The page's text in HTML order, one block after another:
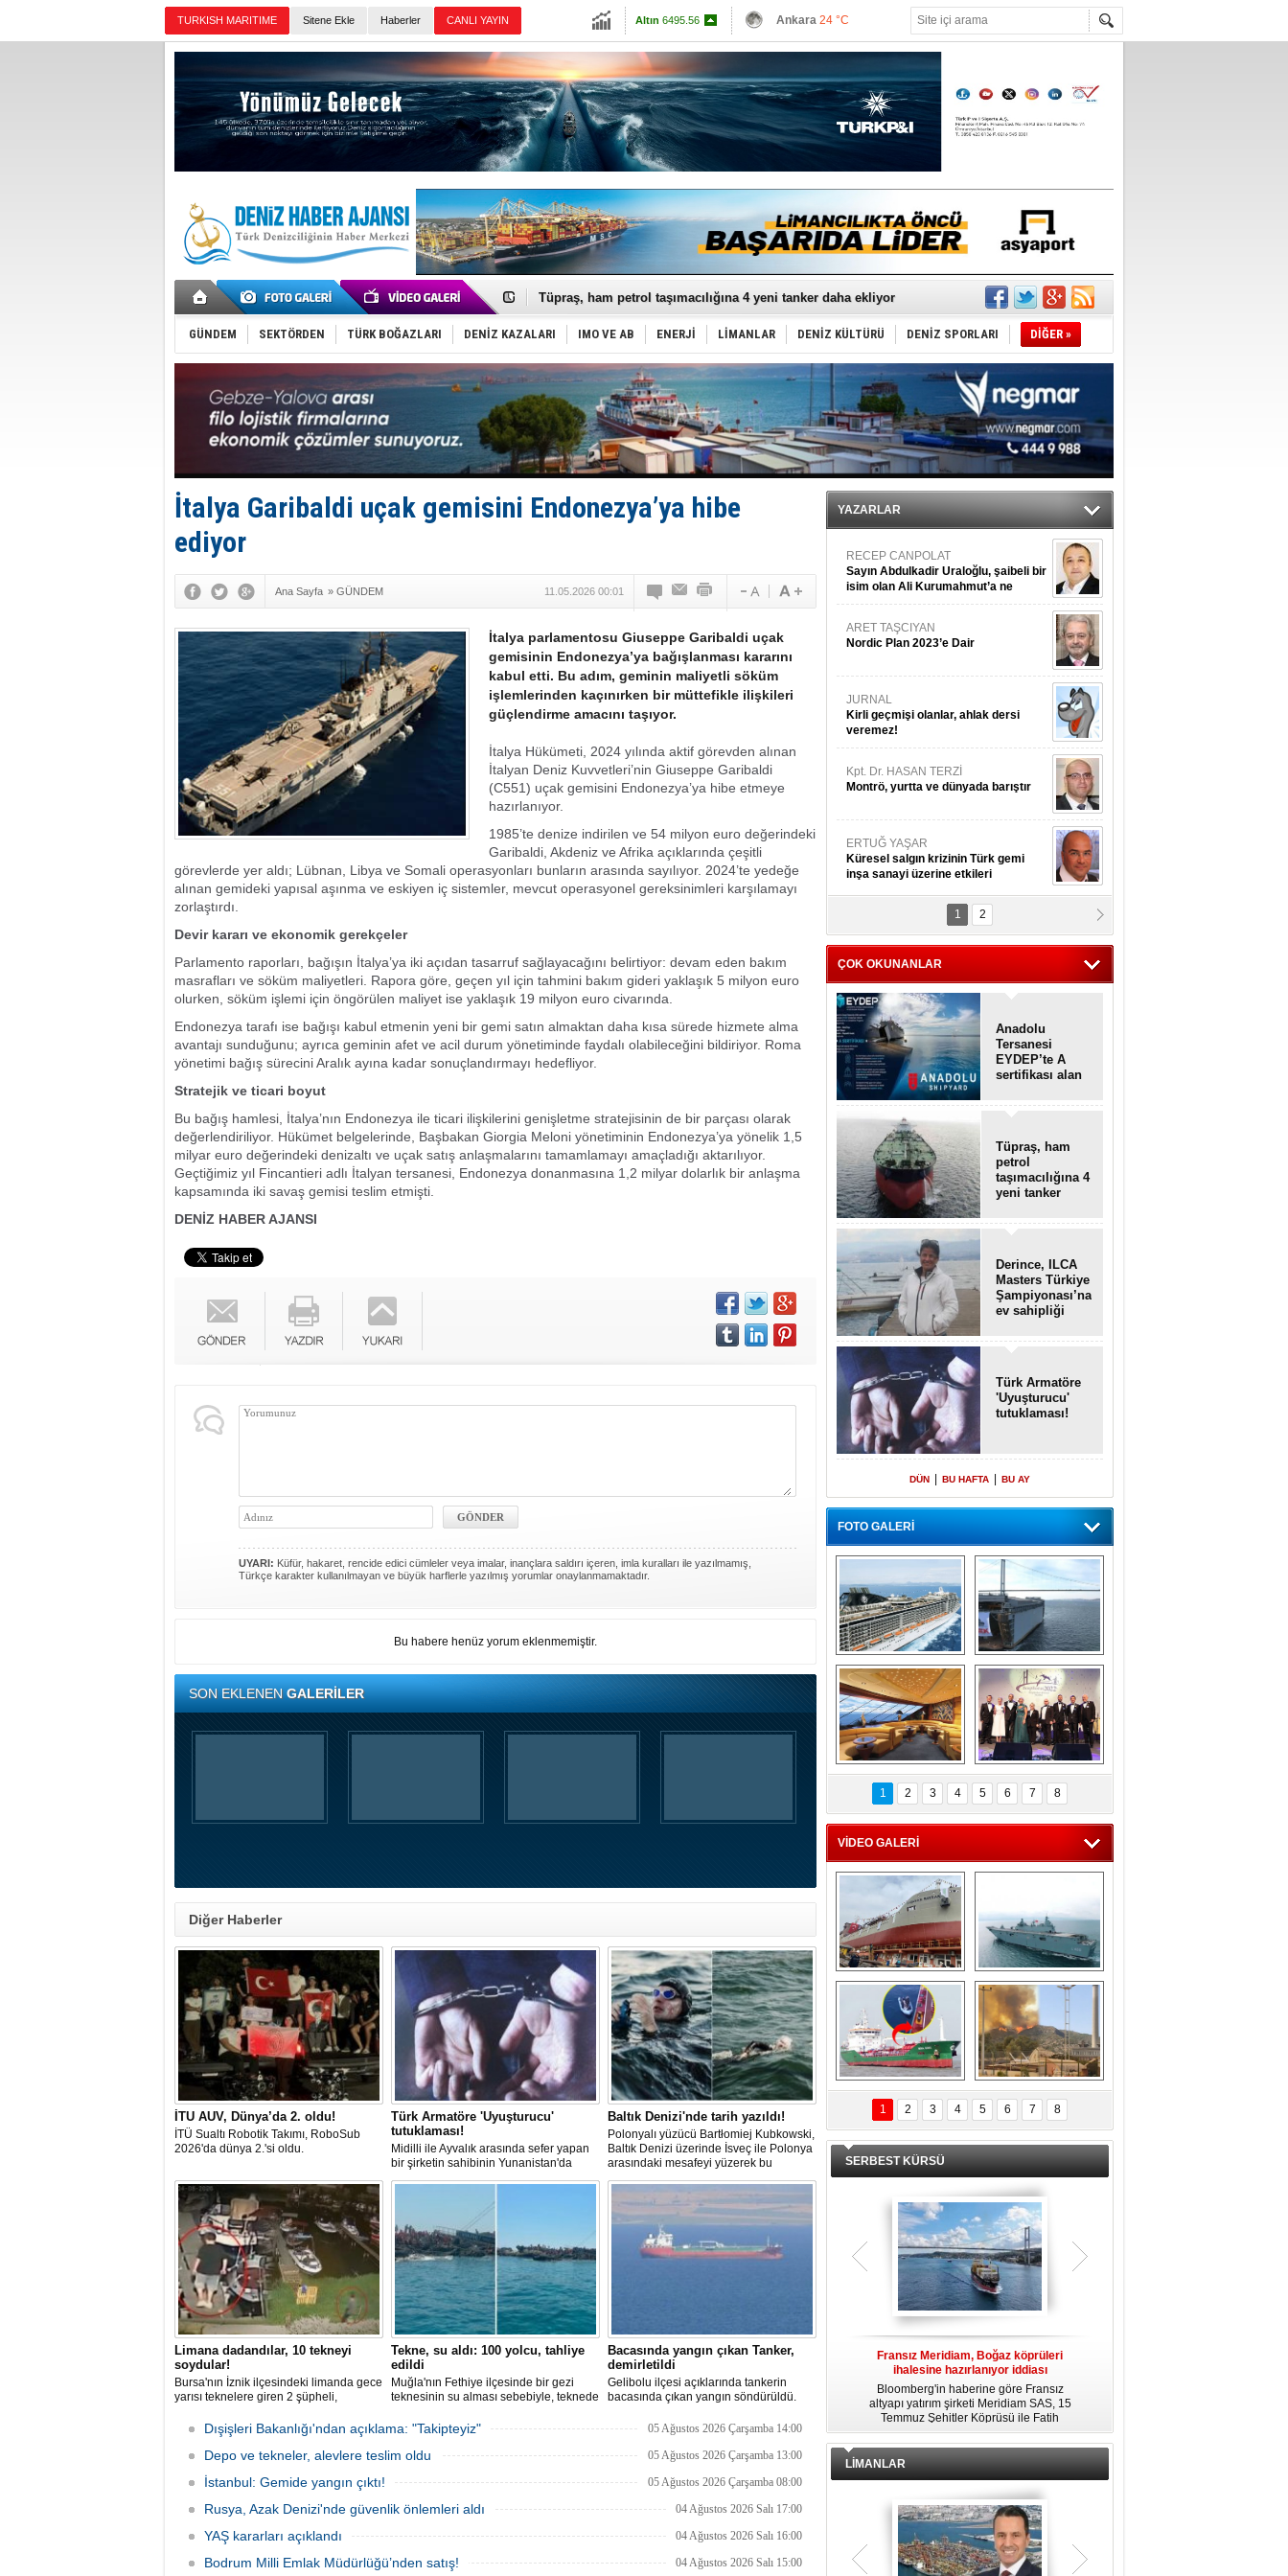
TURKISH MARITIME Sitene Ekle Haberler CANLI YAYIN
Altın 6495.56
Euro54.823
Ankara 24 °C
Antalya25 °C
Muğla 25 °C
Çanakkale 25 °C
Anadolu Tersanesi EYDEP’te A sertifikası alan ilk tersane oldu
Tüpraş, ham petrol taşımacılığına 4 yeni tanker daha ekliyor
İTU AUV, Dünya’da 2. oldu!
LNG taşımacılığında maliyetler katlandı
PROYAD, yat mürettebatı için yurt dışı harcı için düzenleme istiyor
Türkiye-Irak enerji hattında yeni dönem başlıyor
Türk Armatöre 'Uyuşturucu' tutuklaması!
Deniz turizminde yeni ‘Ceza Rejimi’!
DÖDER, 28. Dönem Yönetim Kurulu Başkanını seçti!
Fairline, Türkiye’de ‘SoleMarin’i seçti
Baltık Denizi'nde tarih yazıldı!
Runit kubbesi okyanusun derinliklerinde halkı tehdit ediyor
Türk Loydu’na Süveyş tonaj yetkisi
GÜNDEM SEKTÖRDEN TÜRK BOĞAZLARI DENİZ KAZALARI IMO VE AB ENERJİ LİMANLAR DENİZ KÜLTÜRÜ DENİZ SPORLARI DİĞER »
İtalya Garibaldi uçak gemisini Endonezya’ya hibe
ediyor
Ana Sayfa » GÜNDEM 11.05.2026 00:01
İtalya parlamentosu Giuseppe Garibaldi uçak
gemisinin Endonezya’ya bağışlanması kararını
kabul etti. Bu adım, geminin maliyetli söküm
işlemlerinden kaçınırken bir müttefikle ilişkileri
güçlendirme amacını taşıyor.
İtalya Hükümeti, 2024 yılında aktif görevden alınan
İtalyan Deniz Kuvvetleri’nin Giuseppe Garibaldi
(C551) uçak gemisini Endonezya’ya hibe etmeye
hazırlanıyor.
1985’te denize indirilen ve 54 milyon euro değerindeki
Garibaldi, Akdeniz ve Afrika açıklarında çeşitli
görevlerde yer aldı; Lübnan, Libya ve Somali operasyonları bunların arasında sayılıyor. 2024’te yedeğe
alınan gemideki yapısal aşınma ve eskiyen iç sistemler, mevcut operasyonel gereksinimleri karşılamayı
zorlaştırdı.
Devir kararı ve ekonomik gerekçeler
Parlamento raporları, bağışın İtalya’ya iki açıdan tasarruf sağlayacağını belirtiyor: devam eden bakım
masrafları ve söküm maliyetleri. Rapora göre, geçen yıl için tahmini bakım gideri yaklaşık 5 milyon euro
olurken, söküm işlemi için öngörülen maliyet ise yaklaşık 19 milyon euro civarında.
Endonezya tarafı ise bağışı kabul etmenin yeni bir gemi satın almaktan daha kısa sürede hizmete alma
avantajı sunduğunu; ayrıca geminin afet ve acil durum yönetiminde faydalı olabileceğini bildiriyor. Roma
yönetimi bağış sürecini Aralık ayına kadar sonuçlandırmayı hedefliyor.
Stratejik ve ticari boyut
Bu bağış hamlesi, İtalya’nın Endonezya ile ticari ilişkilerini genişletme stratejisinin de bir parçası olarak
değerlendiriliyor. Hükümet belgelerinde, Başbakan Giorgia Meloni yönetiminin Endonezya’ya yönelik 1,5
milyar euro değerindeki denizaltı ve uçak satış anlaşmalarını tamamlamayı amaçladığı aktarılıyor.
Geçtiğimiz yıl Fincantieri adlı İtalyan tersanesi, Endonezya donanmasına 1,2 milyar dolarlık bir anlaşma
kapsamında iki savaş gemisi teslim etmişti.
DENİZ HABER AJANSI
UYARI: Küfür, hakaret, rencide edici cümleler veya imalar, inançlara saldırı içeren, imla kuralları ile yazılmamış,
Türkçe karakter kullanılmayan ve büyük harflerle yazılmış yorumlar onaylanmamaktadır.
Bu habere henüz yorum eklenmemiştir.
SON EKLENENGALERİLER
Diğer Haberler
İTU AUV, Dünya’da 2. oldu!
İTÜ Sualtı Robotik Takımı, RoboSub
2026'da dünya 2.'si oldu.
Türk Armatöre 'Uyuşturucu'
tutuklaması!
Midilli ile Ayvalık arasında sefer yapan
bir şirketin sahibinin Yunanistan'da
tutuklandığı bildirildi.
Baltık Denizi'nde tarih yazıldı!
Polonyalı yüzücü Bartłomiej Kubkowski,
Baltık Denizi üzerinde İsveç ile Polonya
arasındaki mesafeyi yüzerek bu
başarının ilk örneği olarak tarihe geçti.
Limana dadandılar, 10 tekneyi
soydular!
Bursa'nın İznik ilçesindeki limanda gece
yarısı teknelere giren 2 şüpheli,
çaldı. Olay, güvenlik kameralarına
yansıdı, tekne sahiplerinin ihbarıyla
jandarma inceleme başlattı.
Tekne, su aldı: 100 yolcu, tahliye
edildi
Muğla'nın Fethiye ilçesinde bir gezi
teknesinin su alması sebebiyle, teknede
teknenin batmaması için bölgede
kurtarma çalışması başlatıldı.
Bacasında yangın çıkan Tanker,
demirletildi
Gelibolu ilçesi açıklarında tankerin
bacasında çıkan yangın söndürüldü.
Sahası'na demirletildi.
Dışişleri Bakanlığı'ndan açıklama: "Takipteyiz" 05 Ağustos 2026 Çarşamba 14:00
Depo ve tekneler, alevlere teslim oldu 05 Ağustos 2026 Çarşamba 13:00
İstanbul: Gemide yangın çıktı! 05 Ağustos 2026 Çarşamba 08:00
Rusya, Azak Denizi'nde güvenlik önlemleri aldı 04 Ağustos 2026 Salı 17:00
YAŞ kararları açıklandı 04 Ağustos 2026 Salı 16:00
Bodrum Milli Emlak Müdürlüğü’nden satış! 04 Ağustos 2026 Salı 15:00
YAZARLAR
RECEP CANPOLAT
Sayın Abdulkadir Uraloğlu, şaibeli bir
isim olan Ali Kurumahmut’a ne
danışıyorsunuz?
ARET TAŞCIYAN
Nordic Plan 2023’e Dair
JURNAL
Kirli geçmişi olanlar, ahlak dersi
veremez!
Kpt. Dr. HASAN TERZİ
Montrö, yurtta ve dünyada barıştır
ERTUĞ YAŞAR
Küresel salgın krizinin Türk gemi
inşa sanayi üzerine etkileri
Kpt. MESUT AZMİ GÖKSOY
ithafen...
1 2
ÇOK OKUNANLAR
Anadolu
Tersanesi
EYDEP’te A
sertifikası alan
Tüpraş, ham
petrol
taşımacılığına 4
yeni tanker
Derince, ILCA
Masters Türkiye
Şampiyonası’na
ev sahipliği
Türk Armatöre
'Uyuşturucu'
tutuklaması!
DÜN BU HAFTA BU AY
FOTO GALERİ
“Gemi içinde gemi”
konsepti ile MSC
Splendida
Dünyada tek!
Denizaltı yüzer
havuzu intikal
seyrine başladı
MSC'den 55 milyon
euroluk turizm geliri
müjdesi
5. Bosphorus Ship
Brokers Dinner,
İstanbul’da yapıldı
1 2 3 4 5 6 7 8
VİDEO GALERİ
Çeksan Tersanesi,
Başaran Bayrak
tankerini suya
indirdi
TCG Anadolu,
tersane teknik
seyrini tamamladı
Göçmenlerin
imdadına Türk
sahipli MINA DENIZ
yetişti
Milas’taki yangın
yeniden termik
santrallere doğru
ilerliyor
1 2 3 4 5 6 7 8
SERBEST KÜRSÜ
Fransız Meridiam, Boğaz köprüleri
ihalesine hazırlanıyor iddiası
Bloomberg'in haberine göre Fransız
altyapı yatırım şirketi Meridiam SAS, 15
Temmuz Şehitler Köprüsü ile Fatih
Sultan Mehmet Köprüsü'nün
özelleştirilmesine yönelik ihaleyle
zamanda kendi yat limanı, helikopter
pisti ve seçkin villaları da içeren koca
LİMANLAR